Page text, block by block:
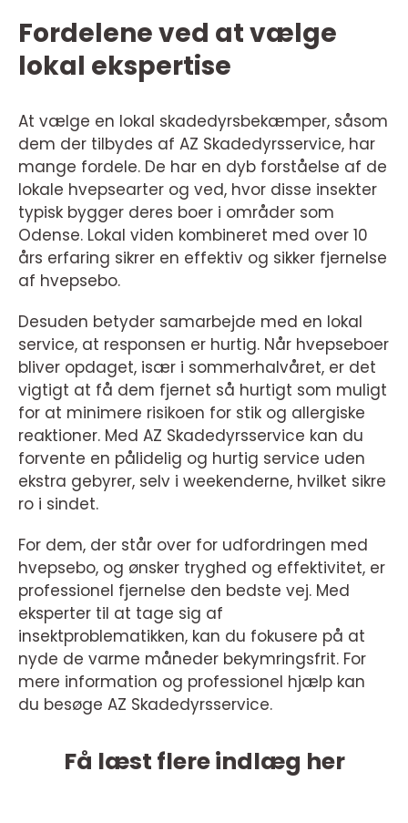
Fordelene ved at vælge
lokal ekspertise
At vælge en lokal skadedyrsbekæmper, såsom
dem der tilbydes af AZ Skadedyrsservice, har
mange fordele. De har en dyb forståelse af de
lokale hvepsearter og ved, hvor disse insekter
typisk bygger deres boer i områder som
Odense. Lokal viden kombineret med over 10
års erfaring sikrer en effektiv og sikker fjernelse
af hvepsebo.
Desuden betyder samarbejde med en lokal
service, at responsen er hurtig. Når hvepseboer
bliver opdaget, især i sommerhalvåret, er det
vigtigt at få dem fjernet så hurtigt som muligt
for at minimere risikoen for stik og allergiske
reaktioner. Med AZ Skadedyrsservice kan du
forvente en pålidelig og hurtig service uden
ekstra gebyrer, selv i weekenderne, hvilket sikre
ro i sindet.
For dem, der står over for udfordringen med
hvepsebo, og ønsker tryghed og effektivitet, er
professionel fjernelse den bedste vej. Med
eksperter til at tage sig af
insektproblematikken, kan du fokusere på at
nyde de varme måneder bekymringsfrit. For
mere information og professionel hjælp kan
du besøge AZ Skadedyrsservice.
Få læst flere indlæg her